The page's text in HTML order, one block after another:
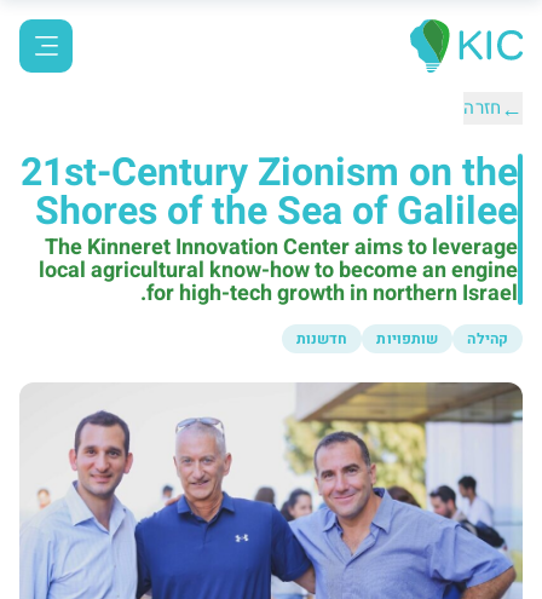
←חזרה
21st-Century Zionism on the
Shores of the Sea of Galilee
The Kinneret Innovation Center aims to leverage
local agricultural know-how to become an engine
for high-tech growth in northern Israel.
קהילה שותפויות חדשנות